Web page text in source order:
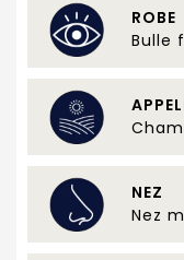
ROBE
Bulle
NEZ
Nez